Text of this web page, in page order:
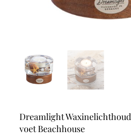
Dreamlight
voet Beachhouse